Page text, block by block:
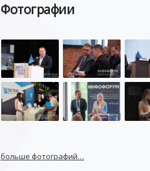
Фотографии
больше фотографий…